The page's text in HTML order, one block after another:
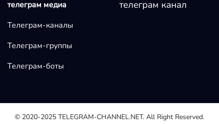
телеграм медиа
Телеграм-каналы
Телеграм-группы
Телеграм-боты
телеграм канал
© 2020-2025 TELEGRAM-CHANNEL.NET. All Right Reserved.